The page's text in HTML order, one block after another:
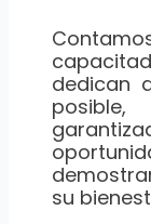
dedican
su